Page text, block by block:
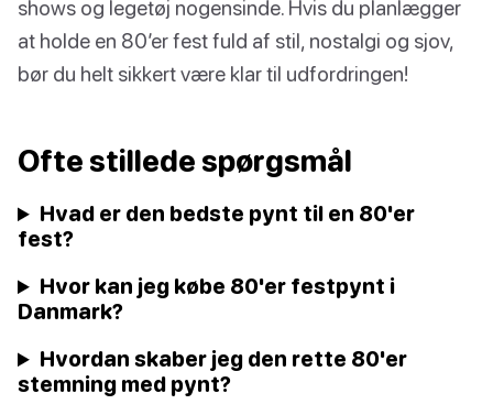
shows og legetøj nogensinde. Hvis du planlægger
at holde en 80’er fest fuld af stil, nostalgi og sjov,
bør du helt sikkert være klar til udfordringen!
Ofte stillede spørgsmål
Hvad er den bedste pynt til en 80'er
fest?
Hvor kan jeg købe 80'er festpynt i
Danmark?
Hvordan skaber jeg den rette 80'er
stemning med pynt?